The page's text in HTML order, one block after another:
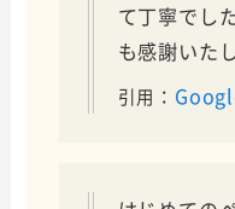
て丁寧でし
も感謝いた
引用：